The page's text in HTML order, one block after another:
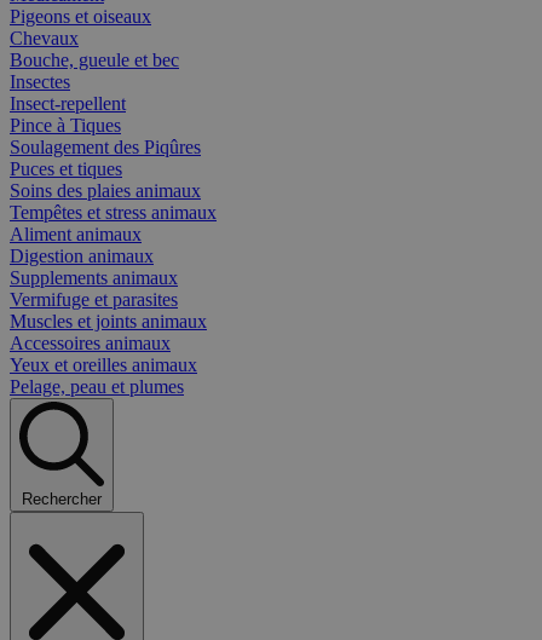
Pigeons et oiseaux
Chevaux
Bouche, gueule et bec
Insectes
Insect-repellent
Pince à Tiques
Soulagement des Piqûres
Puces et tiques
Soins des plaies animaux
Tempêtes et stress animaux
Aliment animaux
Digestion animaux
Supplements animaux
Vermifuge et parasites
Muscles et joints animaux
Accessoires animaux
Yeux et oreilles animaux
Pelage, peau et plumes
Rechercher